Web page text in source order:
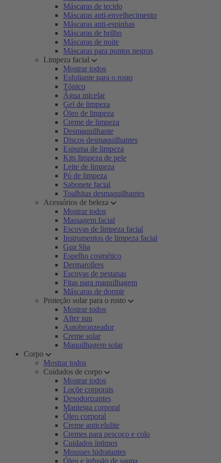
Máscaras de tecido
Máscaras anti-envelhecimento
Máscaras anti-espinhas
Máscaras de brilho
Máscaras de noite
Máscaras para pontos negros
Limpeza facial
Mostrar todos
Esfoliante para o rosto
Tónico
Água micelar
Gel de limpeza
Óleo de limpeza
Creme de limpeza
Desmaquilhante
Discos desmaquilhantes
Espuma de limpeza
Kits limpeza de pele
Leite de limpeza
Pó de limpeza
Sabonete facial
Toalhitas desmaquilhantes
Acessórios de beleza
Mostrar todos
Massagem facial
Escovas de limpeza facial
Instrumentos de limpeza facial
Gua Sha
Espelho cosmético
Dermarollers
Escovas de pestanas
Fitas para maquilhagem
Máscaras de dormir
Proteção solar para o rosto
Mostrar todos
After sun
Autobronzeador
Creme solar
Maquilhagem solar
Corpo
Mostrar todos
Cuidados de corpo
Mostrar todos
Loçõe corporais
Desodorizantes
Manteiga corporal
Óleo corporal
Creme anticelulite
Cremes para pescoço e colo
Cuidados íntimos
Mousses hidratantes
Óleo e infusão de sauna